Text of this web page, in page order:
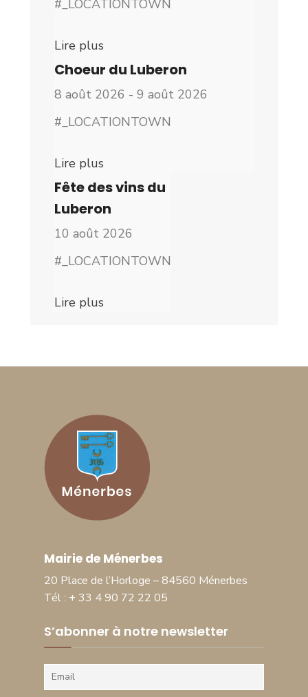
#_LOCATIONTOWN
Lire plus
Choeur du Luberon
8 août 2026 - 9 août 2026
#_LOCATIONTOWN
Lire plus
Fête des vins du
Luberon
10 août 2026
#_LOCATIONTOWN
Lire plus
Mairie de Ménerbes
20 Place de l’Horloge – 84560 Ménerbes
Tél : + 33 4 90 72 22 05
S’abonner à notre newsletter